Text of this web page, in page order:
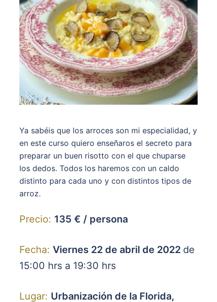
Ya sabéis que los arroces son mi especialidad, y
en este curso quiero enseñaros el secreto para
preparar un buen risotto con el que chuparse
los dedos. Todos los haremos con un caldo
distinto para cada uno y con distintos tipos de
arroz.
Precio: 135 € / persona
Fecha: Viernes 22 de abril de 2022 de
15:00 hrs a 19:30 hrs
Lugar: Urbanización de la Florida,